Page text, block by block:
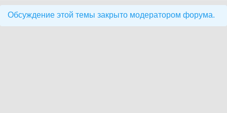
Обсуждение этой темы закрыто модератором форума.